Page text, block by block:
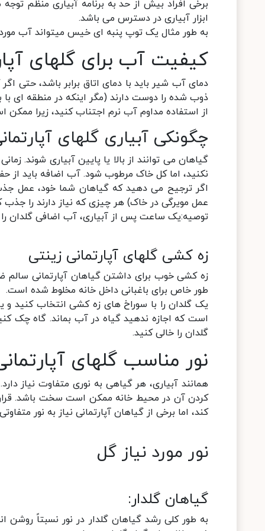
ابزار آبیاری در دسترس می باشد.
به طور مثال یک توپ پنبه ای خیس میتواند آب مورد
کیفیت آب برای گلهای
دمای آب شیر باید با دمای اتاق برابر باشد، حتی
ذوب شده را دوست دارند (مگر اینکه در منطقه ای با
از استفاده مداوم آب نرم اجتناب کنید، زیرا
چگونکی آبیاری گلهای
گیاهان می توانند از بالا یا پایین آبیاری شوند.
نکنید، اما کل خاک مرطوب شود. آب اضافه باید از
اگر ترجیح می دهید که گیاهان شما خود، عمل
عمل مویرگی در خاک) هر چیزی که نیاز دارند را
توصیه:یک ساعت پس از آبیاری، آب اضافی گلدان را
زه کشی گلهای آپارتمانی زینتی
زه کشی خوب برای داشتن گیاهان آپارتمانی
طور خاص برای باغبانی داخل خانه مخلوط شده است.
یک گلدان را با سوراخ های زه کشی انتخاب کنید و
است که اجازه ندهید گیاه در آب بماند. گاه چک
گلدان را خالی کنید.
نور مناسب گلهای
همانند آبیاری، هر گیاهی به نوری متفاوت نیاز
کردن آن در محیط خانه ممکن است سخت باشد.
کند، اما برخی از گیاهان آپارتمانی نیاز به نور
نور مورد نیاز گل
گیاهان گلدار:
به طور کلی رشد گیاهان گلدار در نور نسبتاً